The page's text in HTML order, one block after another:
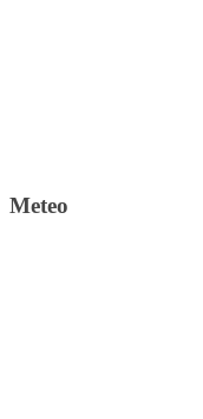
Meteo